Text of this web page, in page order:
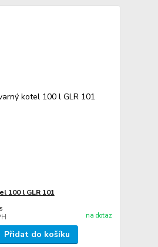
100 l GLR 101
na dotaz
Přidat do košíku